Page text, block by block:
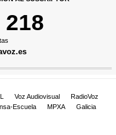
218
Voz Audiovisual
RadioVoz
Escuela MPXA
Galicia